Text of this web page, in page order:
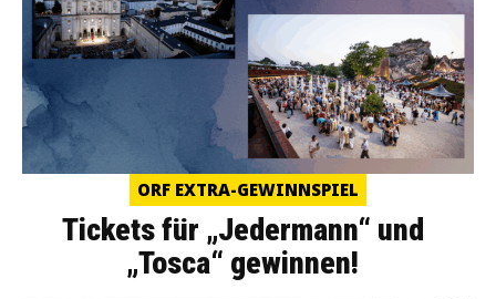
ORF EXTRA-GEWINNSPIEL
Tickets für „Jedermann“ und
„Tosca“ gewinnen!